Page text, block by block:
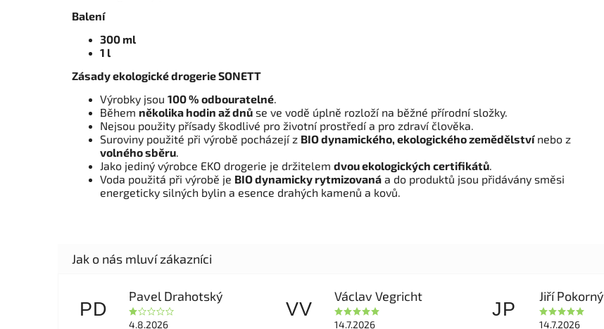
Balení
300 ml
1 l
Zásady ekologické drogerie SONETT
Výrobky jsou 100 % odbouratelné
Během několika hodin až dnů se ve vodě úplně rozloží na běžné přírodní složky.
Nejsou použity přísady škodlivé pro životní prostředí a pro zdraví člověka.
Suroviny použité při výrobě pocházejí z BIO dynamického, ekologického zemědělstvínebo z
volného sběru
Jako jediný výrobce EKO drogerie je držitelem dvou ekologických certifikátů
Voda použitá při výrobě je BIO dynamicky rytmizovaná a do produktů jsou přidávány směsi
energeticky silných bylin a esence drahých kamenů a kovů.
PD
Pavel Drahotský
4.8.2026
VV
Václav Vegricht
14.7.2026
JP
Jiří Pokorný
14.7.2026